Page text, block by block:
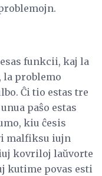
funkcii, kaj la
la problemo
Ĉi tio estas tre
paŝo estas
kiu ĉesis
malfiksu iujn
kovriloj laŭvorte
kutime povas esti